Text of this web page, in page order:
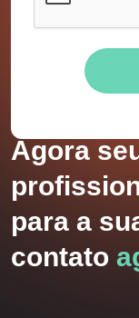
Agora
para a
contato